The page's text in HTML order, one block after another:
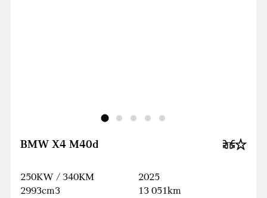
BMW X4 M40d
250KW / 340KM
2993cm3
2025
13 051km